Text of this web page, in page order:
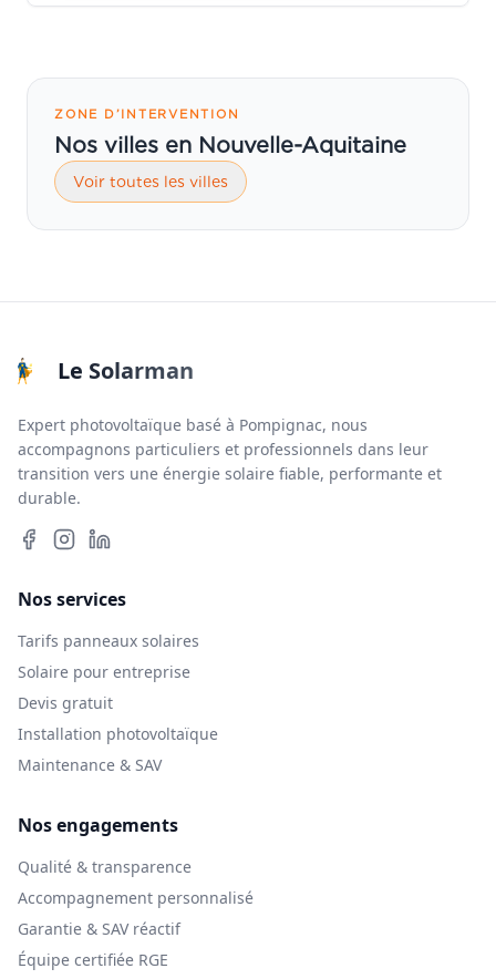
ZONE D’INTERVENTION
Nos villes en Nouvelle-Aquitaine
Voir toutes les villes
Le Solarman
Expert photovoltaïque basé à Pompignac, nous
accompagnons particuliers et professionnels dans leur
transition vers une énergie solaire fiable, performante et
durable.
Nos services
Tarifs panneaux solaires
Solaire pour entreprise
Devis gratuit
Installation photovoltaïque
Maintenance & SAV
Nos engagements
Qualité & transparence
Accompagnement personnalisé
Garantie & SAV réactif
Équipe certifiée RGE